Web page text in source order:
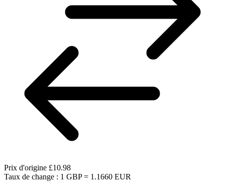
Prix d'origine £10.98
Taux de change : 1 GBP = 1.1660 EUR